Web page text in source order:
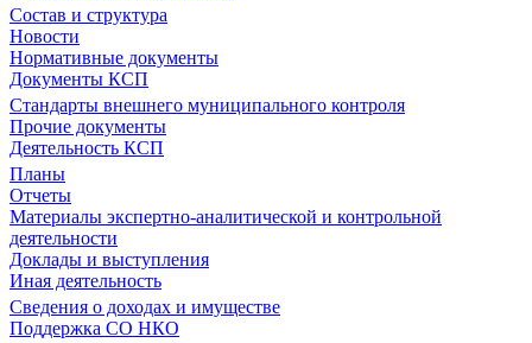
Состав и структура
Новости
Нормативные документы
Документы КСП
Стандарты внешнего муниципального контроля
Прочие документы
Деятельность КСП
Планы
Отчеты
Материалы экспертно-аналитической и контрольной
деятельности
Доклады и выступления
Иная деятельность
Сведения о доходах и имуществе
Поддержка СО НКО